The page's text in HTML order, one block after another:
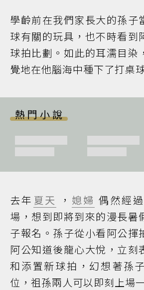
學齡前在我們家長大的孫子
球有關的玩具，也不時看到
球拍比劃。如此的耳濡目染
覺地在他腦海中種下了打桌
熱門小說
去年 夏天 ， 媳婦 偶然經
場，想到即將到來的漫長暑
子報名。孫子從小看阿公揮
阿公知道後龍心大悅，立刻
和添置新球拍，幻想著孫
位，祖孫兩人可以即刻上場